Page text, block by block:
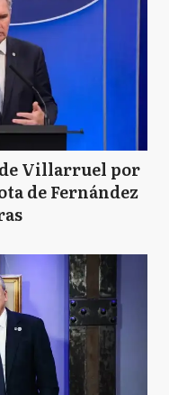
Villarruel por
de Fernández